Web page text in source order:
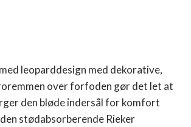
leoparddesign med dekorative,
over forfoden gør det let at
den bløde indersål for komfort
stødabsorberende Rieker